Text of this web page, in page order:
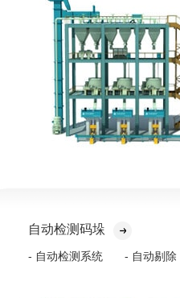
自动检测码垛
- 自动检测系统 - 自动剔除